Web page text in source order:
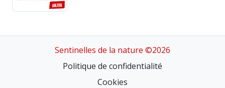
Sentinelles de la nature ©2026
Politique de confidentialité
Cookies